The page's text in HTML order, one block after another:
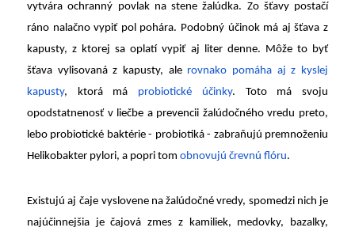
vytvára ochranný povlak na stene žalúdka. Zo šťavy postačí
ráno nalačno vypiť pol pohára. Podobný účinok má aj šťava z
kapusty, z ktorej sa oplatí vypiť aj liter denne. Môže to byť
šťava vylisovaná z kapusty, ale rovnako pomáha aj z kyslej
kapusty, ktorá má probiotické účinky. Toto má svoju
opodstatnenosť v liečbe a prevencii žalúdočného vredu preto,
lebo probiotické baktérie - probiotiká - zabraňujú premnoženiu
Helikobakter pylori, a popri tom obnovujú črevnú flóru.
Existujú aj čaje vyslovene na žalúdočné vredy, spomedzi nich je
najúčinnejšia je čajová zmes z kamiliek, medovky, bazalky,